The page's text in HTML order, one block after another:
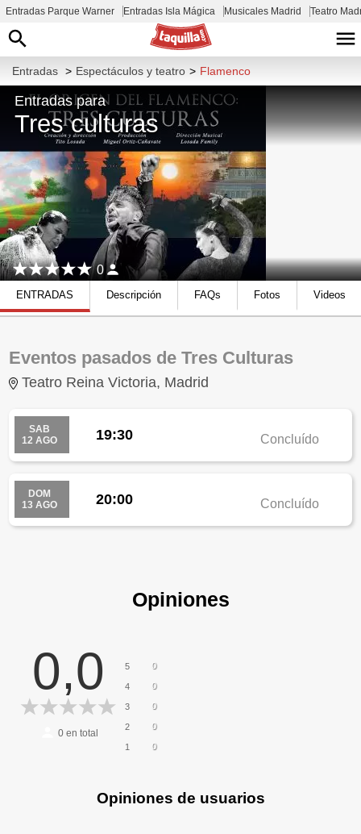
Entradas Parque Warner Entradas Isla Mágica Musicales Madrid Teatro
Entradas > Espectáculos y teatro > Flamenco
Entradas para
Tres culturas
0
ENTRADAS Descripción FAQs Fotos Videos
Eventos pasados de Tres Culturas
Teatro Reina Victoria, Madrid
SAB
12 AGO
19:30 Concluído
DOM
13 AGO
20:00 Concluído
Opiniones
0,0
0en total
5 0
4 0
3 0
2 0
1 0
Opiniones de usuarios